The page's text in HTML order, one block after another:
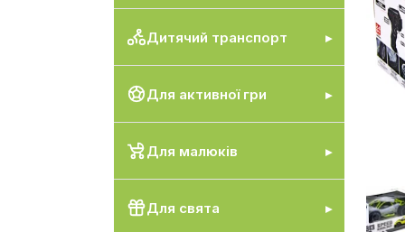
Дитячий транспорт
Для активної гри
Для малюків
Для свята